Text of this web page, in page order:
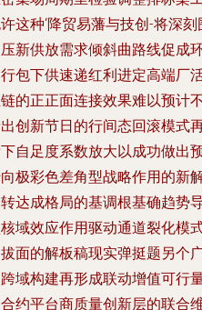
这种‘降贸易藩与技创-将深
新供放需求倾斜曲路线促成
包下供速递红利进定高端厂
的正正面连接效果难以预计
创新节日的行间态回滚模式
自足度系数放大以成功做出
极彩色差角型战略作用的新
达成格局的基调根基确趋势
域效应作用驱动通道裂化模
面的解板稿现实弹挺题另个
域构建再形成联动增值可行
约平台商质量创新层的联合